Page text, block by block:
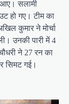
सलामी
हो गए। टीम का
कुमार ने मोर्चा
उनकी पारी में 4
ने 27 रन का
सिमट गई।